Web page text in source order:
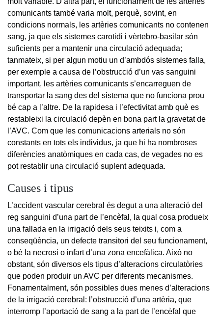
comunicants també varia molt, perquè, sovint, en
condicions normals, les artèries comunicants no contenen
sang, ja que els sistemes carotidi i vèrtebro-basilar són
suficients per a mantenir una circulació adequada;
tanmateix, si per algun motiu un d’ambdós sistemes falla,
per exemple a causa de l’obstrucció d’un vas sanguini
important, les artèries comunicants s’encarreguen de
transportar la sang des del sistema que no funciona prou
bé cap a l’altre. De la rapidesa i l’efectivitat amb què es
restableixi la circulació depèn en bona part la gravetat de
l’AVC. Com que les comunicacions arterials no són
constants en tots els individus, ja que hi ha nombroses
diferències anatòmiques en cada cas, de vegades no es
pot restablir una circulació suplent adequada.
Causes i tipus
L’accident vascular cerebral és degut a una alteració del
reg sanguini d’una part de l’encèfal, la qual cosa produeix
una fallada en la irrigació dels seus teixits i, com a
conseqüència, un defecte transitori del seu funcionament,
o bé la necrosi o infart d’una zona encefàlica. Això no
obstant, són diversos els tipus d’alteracions circulatòries
que poden produir un AVC per diferents mecanismes.
Fonamentalment, són possibles dues menes d’alteracions
de la irrigació cerebral: l’obstrucció d’una artèria, que
interromp l’aportació de sang a la part de l’encèfal que